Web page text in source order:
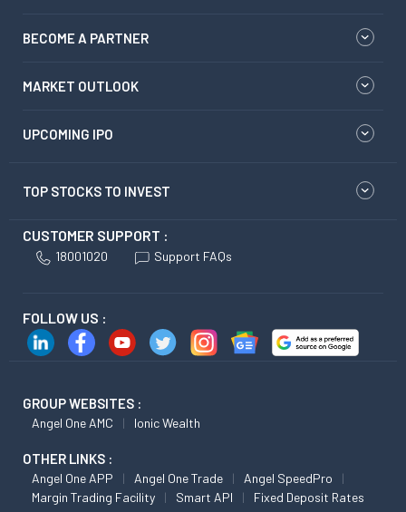
BECOME A PARTNER
MARKET OUTLOOK
UPCOMING IPO
TOP STOCKS TO INVEST
CUSTOMER SUPPORT :
18001020 Support FAQs
FOLLOW US :
GROUP WEBSITES :
Angel One AMC Ionic Wealth
OTHER LINKS :
Angel One APP Angel One Trade
Angel SpeedPro
Margin Trading Facility
Smart API Fixed Deposit Rates